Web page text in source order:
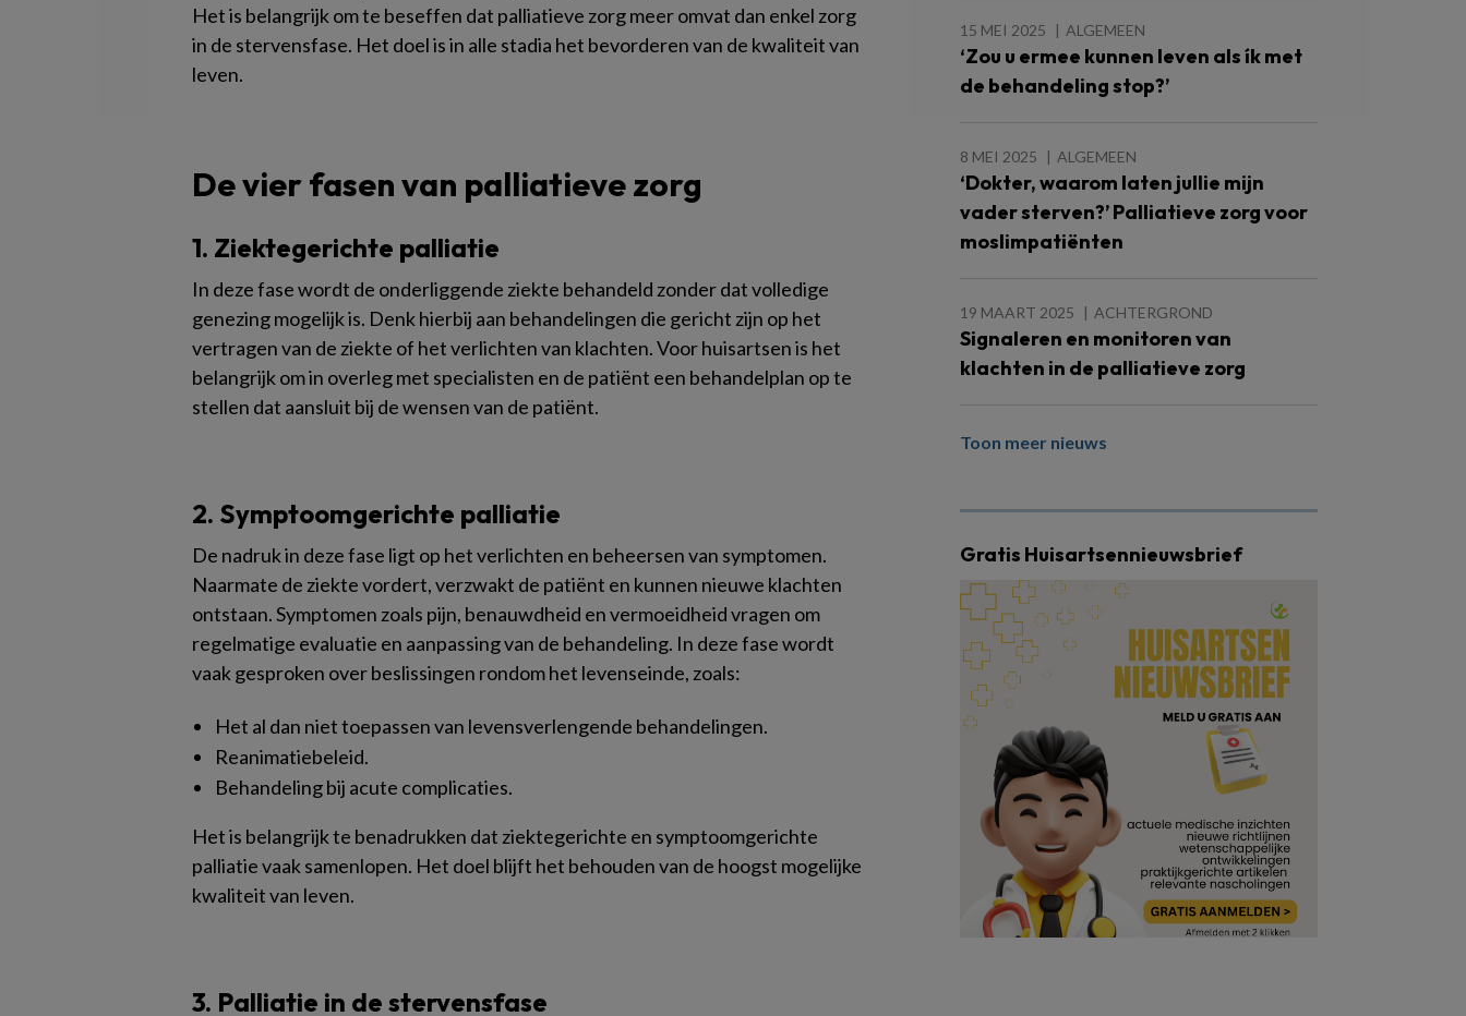
Het is belangrijk om te beseffen dat palliatieve zorg meer omvat dan enkel zorg
in de stervensfase. Het doel is in alle stadia het bevorderen van de kwaliteit van
leven.
De vier fasen van palliatieve zorg
1. Ziektegerichte palliatie
In deze fase wordt de onderliggende ziekte behandeld zonder dat volledige
genezing mogelijk is. Denk hierbij aan behandelingen die gericht zijn op het
vertragen van de ziekte of het verlichten van klachten. Voor huisartsen is het
belangrijk om in overleg met specialisten en de patiënt een behandelplan op te
stellen dat aansluit bij de wensen van de patiënt.
2. Symptoomgerichte palliatie
De nadruk in deze fase ligt op het verlichten en beheersen van symptomen.
Naarmate de ziekte vordert, verzwakt de patiënt en kunnen nieuwe klachten
ontstaan. Symptomen zoals pijn, benauwdheid en vermoeidheid vragen om
regelmatige evaluatie en aanpassing van de behandeling. In deze fase wordt
vaak gesproken over beslissingen rondom het levenseinde, zoals:
Het al dan niet toepassen van levensverlengende behandelingen.
Reanimatiebeleid.
Behandeling bij acute complicaties.
Het is belangrijk te benadrukken dat ziektegerichte en symptoomgerichte
palliatie vaak samenlopen. Het doel blijft het behouden van de hoogst mogelijke
kwaliteit van leven.
3. Palliatie in de stervensfase
15 MEI 2025 ALGEMEEN
‘Zou u ermee kunnen leven als ík met
de behandeling stop?’
8 MEI 2025 ALGEMEEN
‘Dokter, waarom laten jullie mijn
vader sterven?’ Palliatieve zorg voor
moslimpatiënten
19 MAART 2025 ACHTERGROND
Signaleren en monitoren van
klachten in de palliatieve zorg
Toon meer nieuws
Gratis Huisartsennieuwsbrief